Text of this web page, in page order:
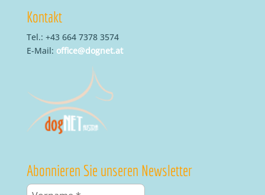
Kontakt
Tel.: +43 664 7378 3574
E-Mail: office@dognet.at
Abonnieren Sie unseren Newsletter